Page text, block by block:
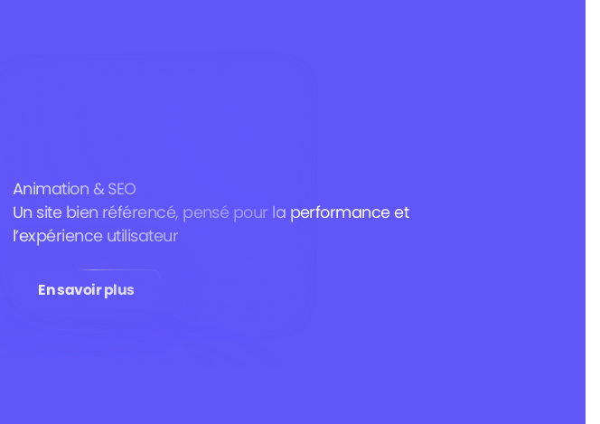
Animation & SEO
Un site bien référencé, pensé pour la performance et
l’expérience utilisateur
En savoir plus
En savoir plus